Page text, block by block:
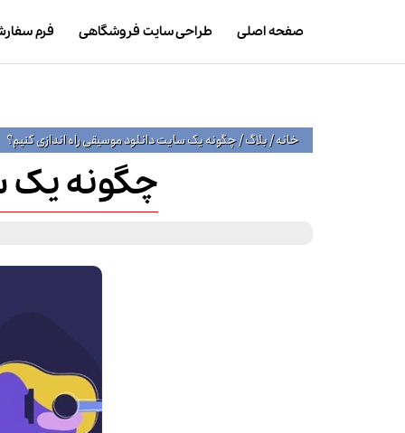
صفحه اصلی طراحی سایت فروشگاهی فرم
خانه/بلاگ/چگونه یک سایت دانلود موسیقی راه اندازی کنیم؟
چگونه یک